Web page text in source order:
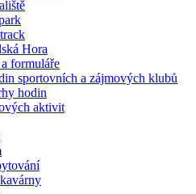
Hora
formuláře
sportovních a zájmových klubů
hodin
aktivit